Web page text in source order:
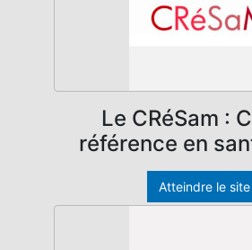
Le CRéSam :
référence en
Atteindre le